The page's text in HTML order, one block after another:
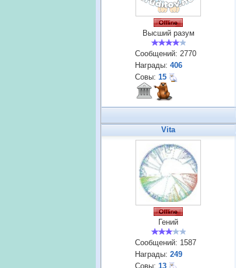
Высший разум
Сообщений: 2770
Награды: 406
Совы: 15
Vita
Гений
Сообщений: 1587
Награды: 249
Совы: 13